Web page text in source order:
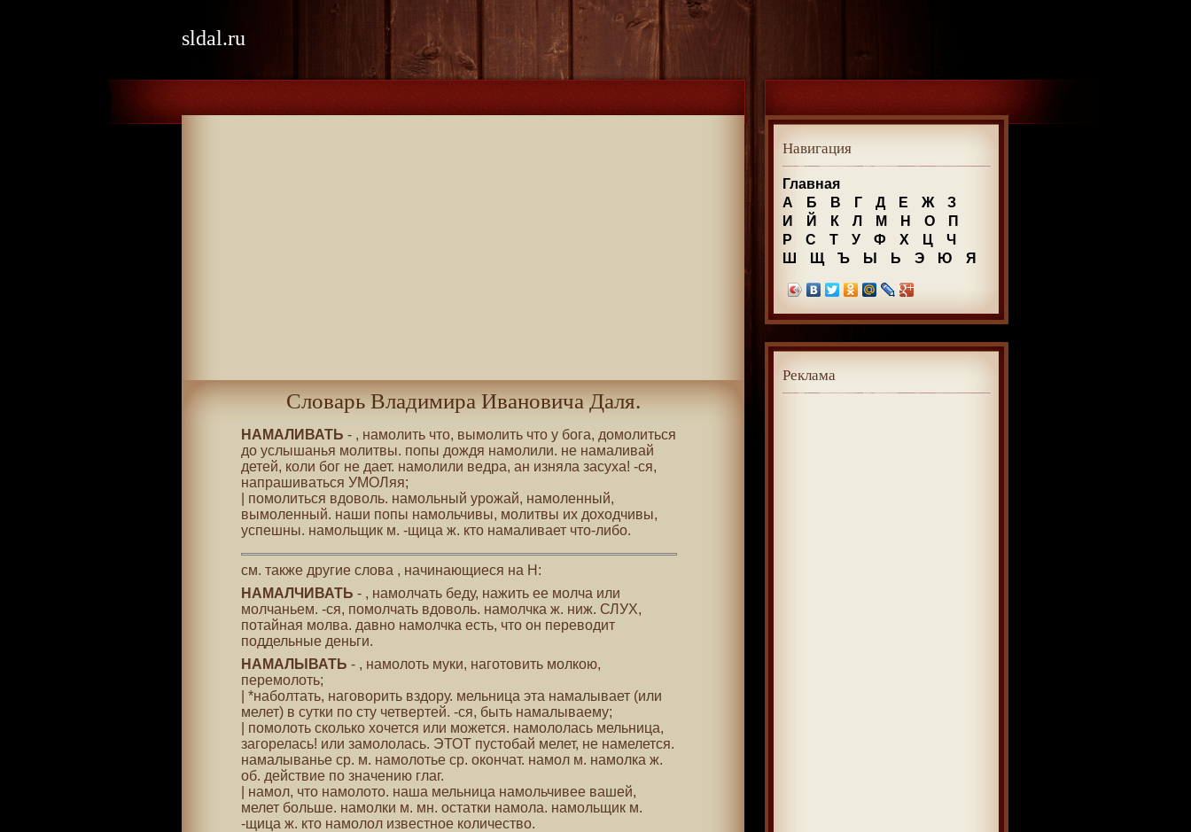
sldal.ru
Словарь Владимира Ивановича Даля.
НАМАЛИВАТЬ - , намолить что, вымолить что у бога, домолиться
до услышанья молитвы. попы дождя намолили. не намаливай
детей, коли бог не дает. намолили ведра, ан изняла засуха! -ся,
напрашиваться УМОЛяя;
| помолиться вдоволь. намольный урожай, намоленный,
вымоленный. наши попы намольчивы, молитвы их доходчивы,
успешны. намольщик м. -щица ж. кто намаливает что-либо.
см. также другие слова , начинающиеся на Н:
НАМАЛЧИВАТЬ - , намолчать беду, нажить ее молча или
молчаньем. -ся, помолчать вдоволь. намолчка ж. ниж. СЛУХ,
потайная молва. давно намолчка есть, что он переводит
поддельные деньги.
НАМАЛЫВАТЬ - , намолоть муки, наготовить молкою,
перемолоть;
| *наболтать, наговорить вздору. мельница эта намалывает (или
мелет) в сутки по сту четвертей. -ся, быть намалываему;
| помолоть сколько хочется или можется. намололась мельница,
загорелась! или замололась. ЭТОТ пустобай мелет, не намелется.
намалыванье ср. м. намолотье ср. окончат. намол м. намолка ж.
об. действие по значению глаг.
| намол, что намолото. наша мельница намольчивее вашей,
мелет больше. намолки м. мн. остатки намола. намольщик м.
-щица ж. кто намолол известное количество.
Навигация
Главная
А
Б В Г Д Е Ж
З
И
Й К Л М Н О
П
Р
С Т У Ф Х Ц
Ч
Ш
Щ Ъ Ы Ь Э Ю Я
Реклама